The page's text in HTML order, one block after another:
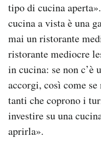
tipo di cucina
cucina a vista è una
mai un ristorante
ristorante mediocre
in cucina: se non c’è
accorgi, così come
tanti che coprono i
investire su una
aprirla».